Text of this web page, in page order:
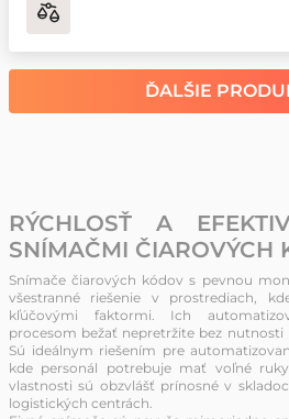
ĎALŠIE
RÝCHLOSŤ A
SNÍMAČMI ČIAROVÝCH
Snímače čiarových kódov s pevnou
všestranné riešenie v prostrediach,
kľúčovými faktormi. Ich
procesom bežať nepretržite bez nutnosti
Sú ideálnym riešením pre
kde personál potrebuje mať voľné
vlastnosti sú obzvlášť prínosné v
logistických centrách.